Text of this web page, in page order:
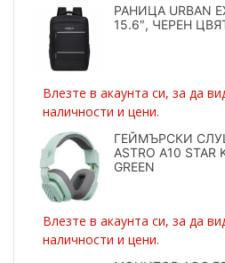
РАНИЦА URBAN
15.6″, ЧЕРЕН
Влезте в акаунта си, за да
наличности и цени.
ГЕЙМЪРСКИ
ASTRO A10 STAR
GREEN
Влезте в акаунта си, за да
наличности и цени.